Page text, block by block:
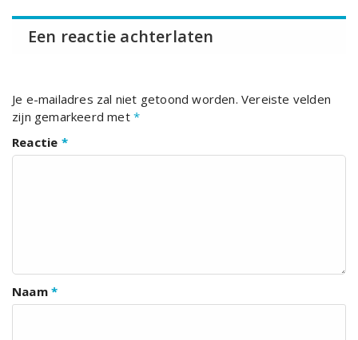
Een reactie achterlaten
Je e-mailadres zal niet getoond worden. Vereiste velden
zijn gemarkeerd met *
Reactie *
Naam *